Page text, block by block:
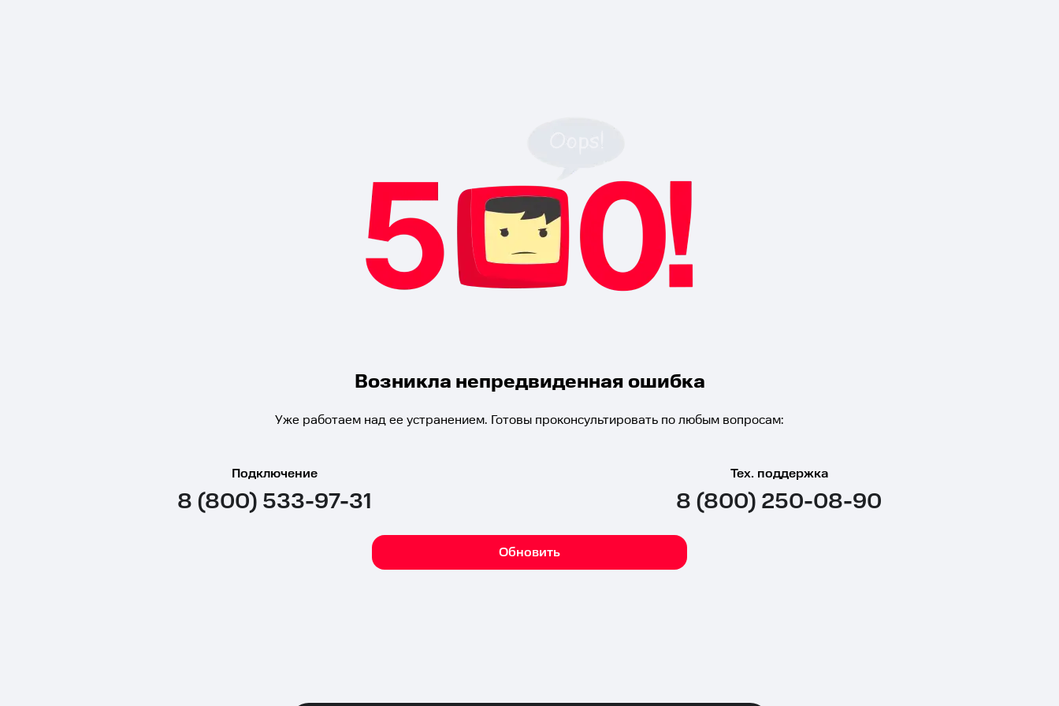
Возникла непредвиденная ошибка
Уже работаем над ее устранением. Готовы проконсультировать по любым вопросам:
Подключение
8 (800) 533-97-31
Тех. поддержка
8 (800) 250-08-90
Обновить